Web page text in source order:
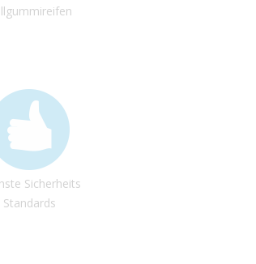
Sicherheits
Standards